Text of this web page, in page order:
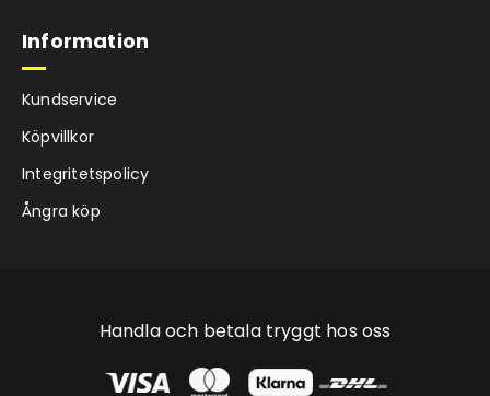
Information
Kundservice
Köpvillkor
Integritetspolicy
Ångra köp
Handla och betala tryggt hos oss